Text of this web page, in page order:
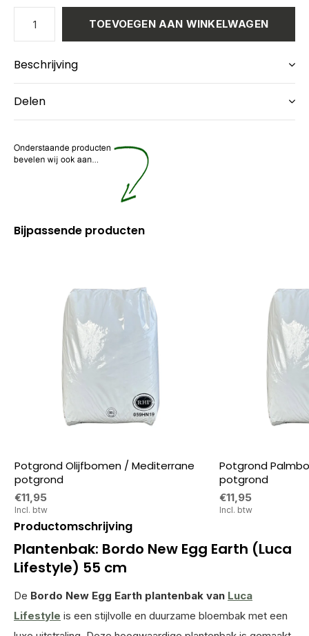
TOEVOEGEN AAN WINKELWAGEN
Beschrijving
Delen
Bijpassende producten
Potgrond Olijfbomen / Mediterrane
potgrond
€11,95
Incl. btw
Potgrond
potgrond
€11,95
Incl. btw
Productomschrijving
Plantenbak: Bordo New Egg Earth (Luca
Lifestyle) 55 cm
De Bordo New Egg Earth plantenbak van Luca
Lifestyle is een stijlvolle en duurzame bloembak met een